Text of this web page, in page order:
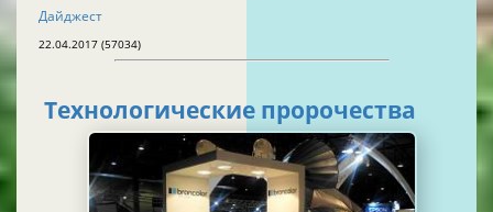
Дайджест
22.04.2017 (57034)
Технологические пророчества